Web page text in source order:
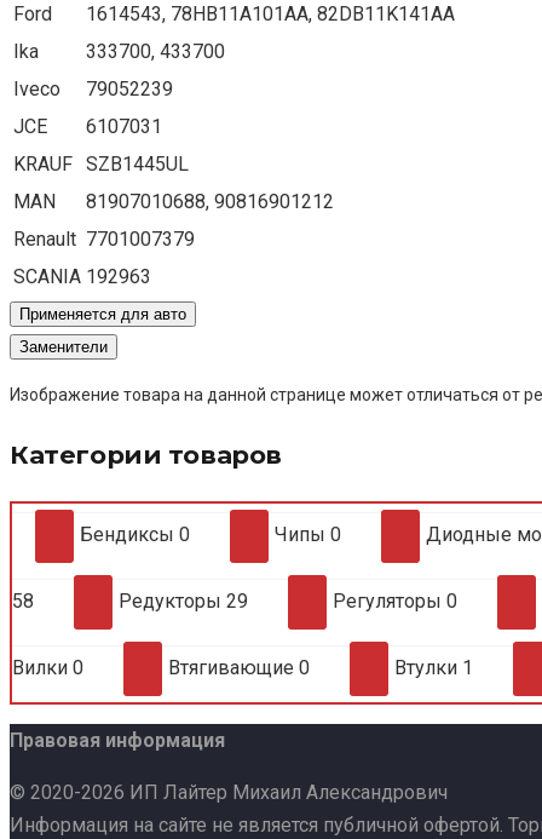
Ford
1614543, 78HB11A101AA, 82DB11K141AA
Ika
333700, 433700
Iveco
79052239
JCE
6107031
KRAUF SZB1445UL
MAN
81907010688, 90816901212
Renault 7701007379
SCANIA 192963
Применяется для авто
Заменители
Изображение товара на данной странице может отличаться от
Категории товаров
Бендиксы 0 Чипы 0 Диодные
58 Редукторы 29 Регуляторы 0
Вилки 0 Втягивающие 0 Втулки 1
Правовая информация
© 2020-2026 ИП Лайтер Михаил Александрович
Информация на сайте не является публичной офертой.